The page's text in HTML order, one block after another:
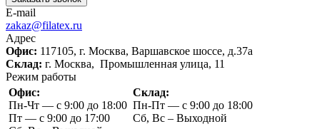
E-mail
zakaz@filatex.ru
Адрес
Офис: 117105, г. Москва, Варшавское шоссе, д.37а
Склад: г. Москва, Промышленная улица, 11
Режим работы
Офис:
Пн-Чт — с 9:00 до 18:00
Пт — с 9:00 до 17:00
Склад:
Пн-Пт — с 9:00 до 18:00
Сб, Вс – Выходной